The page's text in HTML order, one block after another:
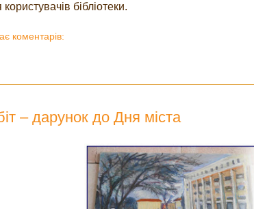
бібліотеки.
коментарів:
– дарунок до Дня міста